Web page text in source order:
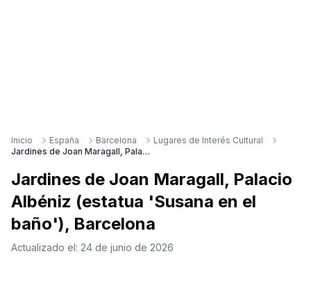
Inicio España Barcelona
Lugares de Interés Cultural
Jardines de Joan Maragall, Palacio Albéniz (estatua 'Susana en el baño'), Barcelona
Jardines de Joan Maragall, Palacio
Albéniz (estatua 'Susana en el
baño'), Barcelona
Actualizado el: 24 de junio de 2026